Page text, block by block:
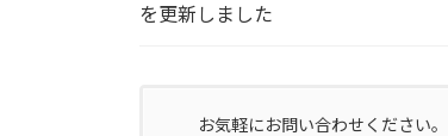
を更新しました
お気軽にお問い合わせください。